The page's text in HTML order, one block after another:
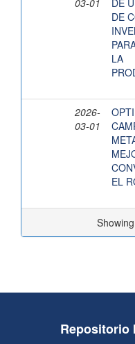
03-01
DE
DE
LA
2026-
03-01
EL
Repositorio